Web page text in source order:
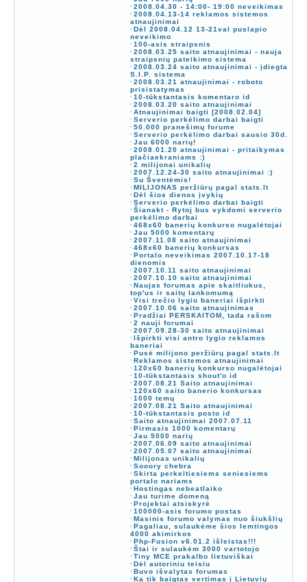
2008.04.30 - 14:00- 19:00 neveikimas
2008.04.13-14 reklamos sistemos
atnaujinimai
Dėl 2008.04.12 13-21val puslapio
neveikimo
100-asis straipsnis
2008.03.25 saito atnaujinimai - nauja
straipsnių pateikimo sistema
2008.03.24 saito atnaujinimai - įdiegta
S.I.P. sistema
2008.03.21 atnaujinimai - roboto
prisistatymas
10-tūkstantasis komentaro id
2008.03.20 saito atnaujinimai
Atnaujinimai baigti [2008.02.04]
Serverio perkėlimo darbai baigti
50.000 pranešimų forume
Serverio perkėlimo darbai sausio 30d.
Jau 6000 narių!
2008.01.20 atnaujinimai - pritaikymas
plačiaekraniams :)
2 milijonai unikalių
2007.12.24-30 saito atnaujinimai :)
Su Šventėmis!
MILIJONAS peržiūrų pagal stats.lt
Dėl šios dienos įvykių
Serverio perkėlimo darbai baigti
Šianakt - Rytoj bus vykdomi serverio
perkėlimo darbai
468x60 banerių konkurso nugalėtojai
Jau 5000 komentarų
2007.11.08 saito atnaujinimai
468x60 banerių konkursas
Portalo neveikimas 2007.10.17-18
dienomis
2007.10.11 saito atnaujinimai
2007.10.10 saito atnaujinimai
Naujas forumas apie skaitliukus,
top'us ir saitų lankomumą
Visi trečio lygio baneriai išpirkti
2007.10.06 saito atnaujinimas
Pradžiai PERSKAITOM, tada rašom
2 nauji forumai
2007.09.28-30 saito atnaujinimai
Išpirkti visi antro lygio reklamos
baneriai
Pusė milijono peržiūrų pagal stats.lt
Reklamos sistemos atnaujinimai
120x60 banerių konkurso nugalėtojai
10-tūkstantasis shout'o id
2007.08.21 Saito atnaujinimai
120x60 saito banerio konkursas
1000 temų
2007.08.21 Saito atnaujinimai
10-tūkstantasis posto id
Saito atnaujinimai 2007.07.11
Pirmasis 1000 komentarų
Jau 5000 narių
2007.06.09 saito atnaujinimai
2007.05.07 saito atnaujinimai
Milijonas unikalių
Sooory chebra
Skirta perkeltiesiems seniesiems
portalo nariams
Hostingas nebeatlaiko
Jau turime domeną
Projektai atsiskyrė
100000-asis forumo postas
Masinis forumo valymas nuo šiukšlių
Pagaliau, sulaukėme šios lemtingos
4000 akimirkos
Php-Fusion v6.01.2 išleistas!!!
Štai ir sulaukėm 3000 vartotojo
Tiny MCE prakalbo lietuviškai
Dėl autoriniu teisiu
Buvo išvalytas forumas
Ka tik baigtas vertimas į Lietuvių